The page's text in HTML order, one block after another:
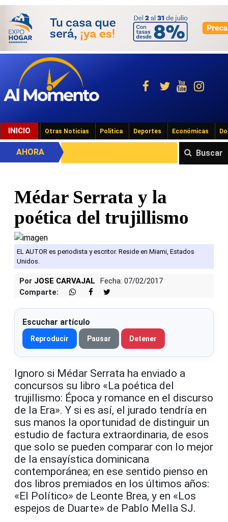
INICIO Otras Noticias Política Deportes Económicas
Buscar
AHORA
Médar Serrata y la
poética del trujillismo
EL AUTOR es periodista y escritor. Reside en Miami, Estados
Unidos.
Por JOSE CARVAJAL
Fecha: 07/02/2017
Comparte:
Escuchar artículo
Reproducir Pausar Detener
Ignoro si Médar Serrata ha enviado a
concursos su libro «La poética del
trujillismo: Época y romance en el discurso
de la Era». Y si es así, el jurado tendría en
sus manos la oportunidad de distinguir un
estudio de factura extraordinaria, de esos
que solo se pueden comparar con lo mejor
de la ensayística dominicana
contemporánea; en ese sentido pienso en
dos libros premiados en los últimos años:
«El Político» de Leonte Brea, y en «Los
espejos de Duarte» de Pablo Mella SJ.